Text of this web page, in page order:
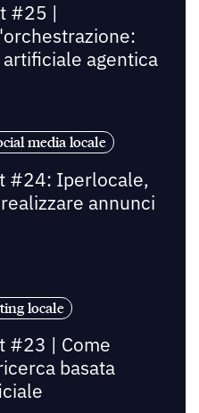
#25 |
agentica
media locale
#24: Iperlocale,
annunci
locale
#23 | Come
basata